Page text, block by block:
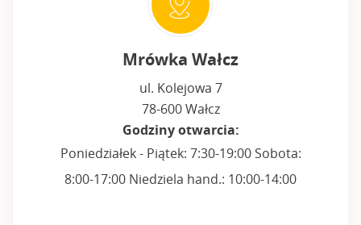
Mrówka Wałcz
ul. Kolejowa 7
78-600 Wałcz
Godziny otwarcia:
Poniedziałek - Piątek: 7:30-19:00 Sobota:
8:00-17:00 Niedziela hand.: 10:00-14:00